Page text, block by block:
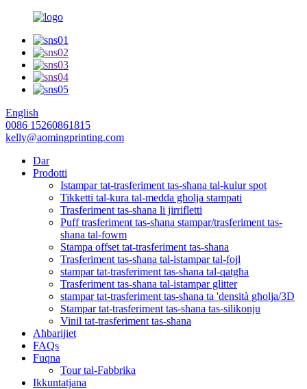
English
0086 15260861815
kelly@aomingprinting.com
Dar
Prodotti
Istampar tat-trasferiment tas-sħana tal-kulur spot
Tikketti tal-kura tal-medda għolja stampati
Trasferiment tas-sħana li jirrifletti
Puff trasferiment tas-sħana stampar/trasferiment tas-
sħana tal-fowm
Stampa offset tat-trasferiment tas-sħana
Trasferiment tas-sħana tal-istampar tal-fojl
stampar tat-trasferiment tas-sħana tal-qatgħa
Trasferiment tas-sħana tal-istampar glitter
stampar tat-trasferiment tas-sħana ta 'densità għolja/3D
Stampar tat-trasferiment tas-sħana tas-silikonju
Vinil tat-trasferiment tas-sħana
Aħbarijiet
FAQs
Fuqna
Tour tal-Fabbrika
Ikkuntatjana